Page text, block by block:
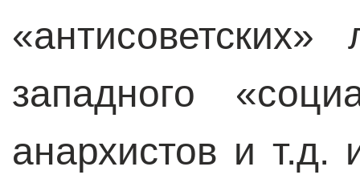
западного
анархистов и т.д.